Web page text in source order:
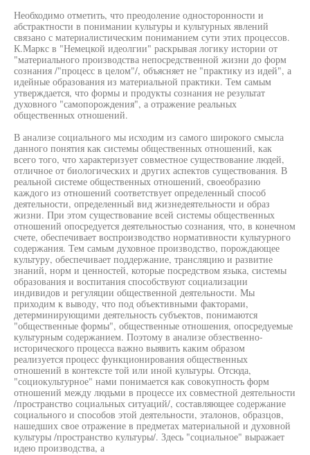
Необходимо отметить, что преодоление односторонности и
абстрактности в понимании культуры и культурных явлений
связано с материалистическим пониманием сути этих процессов.
К.Маркс в "Немецкой идеолгии" раскрывая логику истории от
"материального производства непосредственной жизни до форм
сознания /"процесс в целом"/, объясняет не "практику из идей", а
идейные образования из материальной практики. Тем самым
утверждается, что формы и продукты сознания не результат
духовного "самопорождения", а отражение реальных
общественных отношений.
В анализе социального мы исходим из самого широкого смысла
данного понятия как системы общественных отношений, как
всего того, что характеризует совместное существование людей,
отличное от биологических и других аспектов существования. В
реальной системе общественных отношений, своеобразию
каждого из отношений соответствует определенный способ
деятельности, определенный вид жизнедеятельности и образ
жизни. При этом существование всей системы общественных
отношений опосредуется деятельностью сознания, что, в конечном
счете, обеспечивает воспроизводство нормативности культурного
содержания. Тем самым духовное производство, порождающее
культуру, обеспечивает поддержание, трансляцию и развитие
знаний, норм и ценностей, которые посредством языка, системы
образования и воспитания способствуют социализации
индивидов и регуляции общественной деятельности. Мы
приходим к выводу, что под объективными факторами,
детерминирующими деятельность субъектов, понимаются
"общественные формы", общественные отношения, опосредуемые
культурным содержанием. Поэтому в анализе обзественно-
исторического процесса важно выявить каким образом
реализуется процесс функционирования общественных
отношений в контексте той или иной культуры. Отсюда,
"социокультурное" нами понимается как совокупность форм
отношений между людьми в процессе их совместной деятельности
/пространство социальных ситуаций/, составляющее содержание
социального и способов этой деятельности, эталонов, образцов,
нашедших свое отражение в предметах материальной и духовной
культуры /пространство культуры/. Здесь "социальное" выражает
идею производства, а